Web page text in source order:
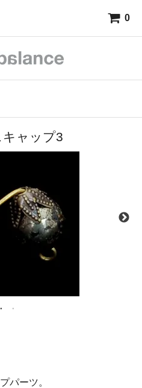
0
ャップ3
パーツ。